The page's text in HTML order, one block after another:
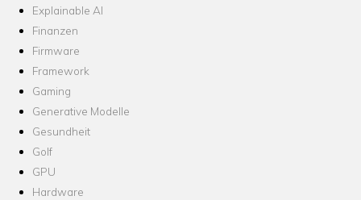
Explainable AI
Finanzen
Firmware
Framework
Gaming
Generative Modelle
Gesundheit
Golf
GPU
Hardware